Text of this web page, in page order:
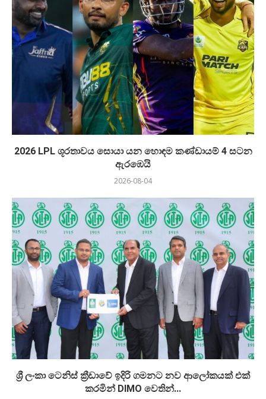
2026 LPL ශූරතාවය සොයා යන හොඳම කණ්ඩායම් 4 සටන
ඇරඹෙයි
2026-08-04
ශ්‍රී ලංකා ටෙනිස් ක්‍රීඩාවේ ඉදිරි ගමනට නව ආලෝකයක් එක්
කරමින් DIMO වෙතින්...